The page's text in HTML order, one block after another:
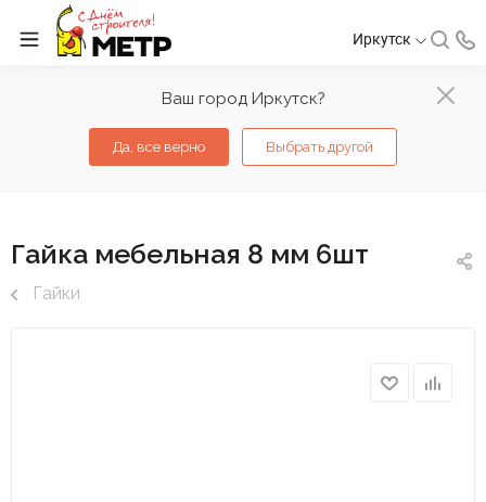
Ваш город Иркутск?
Да, все верно Выбрать другой
Иркутск
Гайка мебельная 8 мм 6шт
Гайки